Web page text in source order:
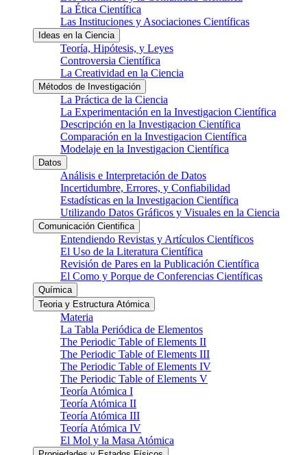
La Ética Científica
Las Instituciones y Asociaciones Científicas
Ideas en la Ciencia
Teoría, Hipótesis, y Leyes
Controversia Científica
La Creatividad en la Ciencia
Métodos de Investigación
La Práctica de la Ciencia
La Experimentación en la Investigacion Científica
Descripción en la Investigacion Científica
Comparación en la Investigacion Científica
Modelaje en la Investigacion Científica
Datos
Análisis e Interpretación de Datos
Incertidumbre, Errores, y Confiabilidad
Estadísticas en la Investigacion Científica
Utilizando Datos Gráficos y Visuales en la Ciencia
Comunicación Cientifica
Entendiendo Revistas y Artículos Científicos
El Uso de la Literatura Científica
Revisión de Pares en la Publicación Científica
El Como y Porque de Conferencias Científicas
Química
Teoria y Estructura Atómica
Materia
La Tabla Periódica de Elementos
The Periodic Table of Elements II
The Periodic Table of Elements III
The Periodic Table of Elements IV
The Periodic Table of Elements V
Teoría Atómica I
Teoría Atómica II
Teoría Atómica III
Teoría Atómica IV
El Mol y la Masa Atómica